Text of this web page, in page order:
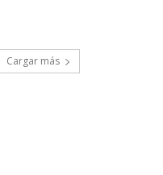
Cargar más